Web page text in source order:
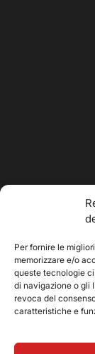
Per fornire le
memorizzare e/o
queste tecnologie
di navigazione o gli
revoca del
caratteristiche e